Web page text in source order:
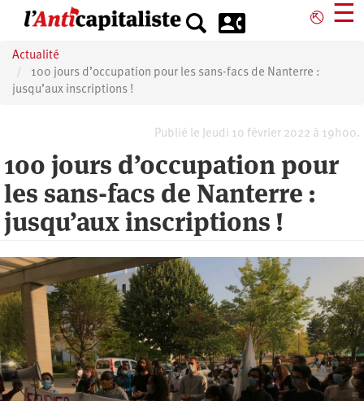
principal
⎋ ☰
Actualité
100 jours d’occupation pour les sans-facs de Nanterre :
jusqu’aux inscriptions !
Publié le Jeudi 10 février 2022 à 19h00.
100 jours d’occupation pour
les sans-facs de Nanterre :
jusqu’aux inscriptions !